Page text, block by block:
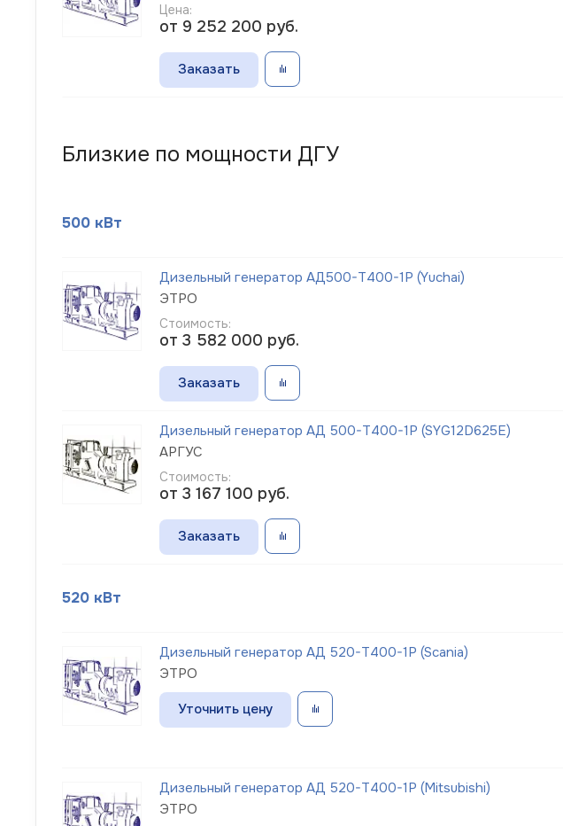
Цена:
от 9 252 200 руб.
Заказать
Близкие по мощности ДГУ
500 кВт
Дизельный генератор АД500-Т400-1Р (Yuchai)
ЭТРО
Стоимость:
от 3 582 000 руб.
Заказать
Дизельный генератор АД 500-Т400-1Р (SYG12D625E)
АРГУС
Стоимость:
от 3 167 100 руб.
Заказать
520 кВт
Дизельный генератор АД 520-Т400-1Р (Scania)
ЭТРО
Уточнить цену
Дизельный генератор АД 520-Т400-1Р (Mitsubishi)
ЭТРО